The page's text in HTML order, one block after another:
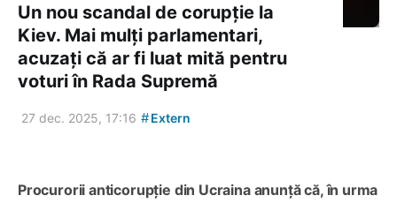
Un nou scandal de corupție la
Kiev. Mai mulți parlamentari,
acuzați că ar fi luat mită pentru
voturi în Rada Supremă
27 dec. 2025, 17:16 #Extern
Procurorii anticorupție din Ucraina anunță că, în urma